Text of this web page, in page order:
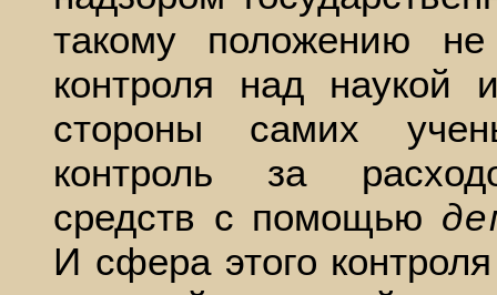
такому положению не
контроля над наукой
стороны самих
контроль за
средств с помощью
И сфера этого